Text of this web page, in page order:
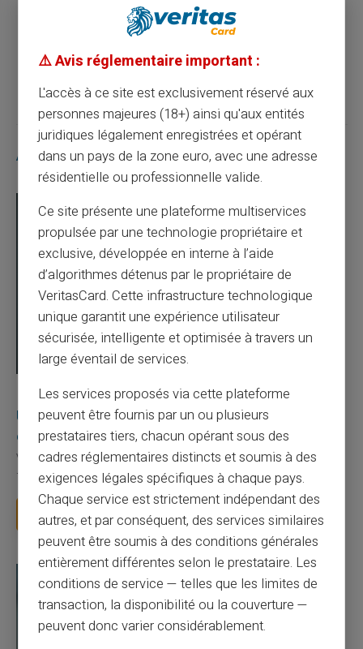
bancaires avec une carte prépayée ?
Article suivant
Articles similaires
03/08/2026 Veritas Carte prépayée
Une carte bancaire gratuite sans compte, ça
existe ?
Vous avez tapé cette recherche parce que votre banque vous
facture 50 € par an pour une carte que vo...
Lire la suite
⚠️ Avis réglementaire important :
L'accès à ce site est exclusivement réservé aux
personnes majeures (18+) ainsi qu'aux entités
juridiques légalement enregistrées et opérant
dans un pays de la zone euro, avec une adresse
résidentielle ou professionnelle valide.
Ce site présente une plateforme multiservices
propulsée par une technologie propriétaire et
exclusive, développée en interne à l’aide
d’algorithmes détenus par le propriétaire de
VeritasCard. Cette infrastructure technologique
unique garantit une expérience utilisateur
sécurisée, intelligente et optimisée à travers un
large éventail de services.
Les services proposés via cette plateforme
peuvent être fournis par un ou plusieurs
prestataires tiers, chacun opérant sous des
cadres réglementaires distincts et soumis à des
exigences légales spécifiques à chaque pays.
Chaque service est strictement indépendant des
autres, et par conséquent, des services similaires
peuvent être soumis à des conditions générales
entièrement différentes selon le prestataire. Les
conditions de service — telles que les limites de
transaction, la disponibilité ou la couverture —
peuvent donc varier considérablement.